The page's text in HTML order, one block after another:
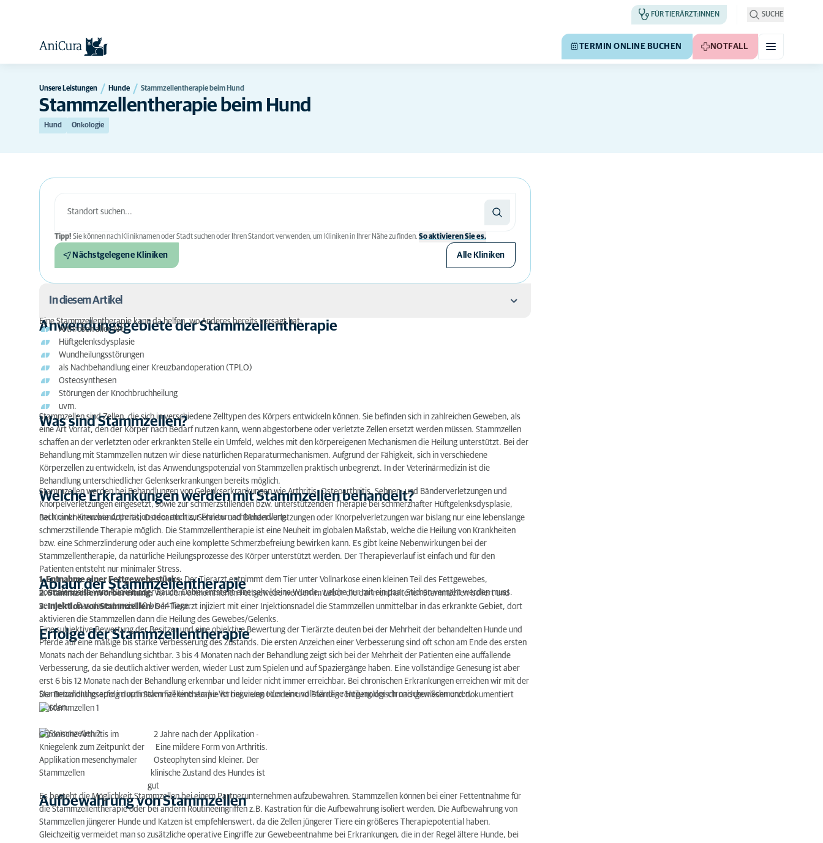
FÜR TIERÄRZT:INNEN SUCHE
TERMIN ONLINE BUCHEN NOTFALL
Unsere Leistungen Hunde Stammzellentherapie beim Hund
Stammzellentherapie beim Hund
Hund Onkologie
Tipp! Sie können nach Kliniknamen oder Stadt suchen oder Ihren Standort verwenden, um Kliniken in Ihrer Nähe zu finden. So aktivieren Sie es.
Nächstgelegene Kliniken Alle Kliniken
In diesem Artikel
Anwendungsgebiete der Stammzellentherapie
Was sind Stammzellen?
Welche Erkrankungen werden mit Stammzellen behandelt?
Ablauf der Stammzellentherapie
Erfolge der Stammzellentherapie
Aufbewahrung von Stammzellen
Anwendungsgebiete der Stammzellentherapie
Eine Stammzellentherapie kann da helfen, wo Anderes bereits versagt hat:
Arthrosen aller Art
Hüftgelenksdysplasie
Wundheilungsstörungen
als Nachbehandlung einer Kreuzbandoperation (TPLO)
Osteosynthesen
Störungen der Knochbruchheilung
uvm.
Was sind Stammzellen?
Stammzellen sind Zellen, die sich in verschiedene Zelltypen des Körpers entwickeln können. Sie befinden sich in zahlreichen Geweben, als
eine Art Vorrat, den der Körper nach Bedarf nutzen kann, wenn abgestorbene oder verletzte Zellen ersetzt werden müssen. Stammzellen
schaffen an der verletzten oder erkrankten Stelle ein Umfeld, welches mit den körpereigenen Mechanismen die Heilung unterstützt. Bei der
Behandlung mit Stammzellen nutzen wir diese natürlichen Reparaturmechanismen. Aufgrund der Fähigkeit, sich in verschiedene
Körperzellen zu entwickeln, ist das Anwendungspotenzial von Stammzellen praktisch unbegrenzt. In der Veterinärmedizin ist die
Behandlung unterschiedlicher Gelenkserkrankungen bereits möglich.
Welche Erkrankungen werden mit Stammzellen behandelt?
Stammzellen werden bei Behandlungen von Gelenkserkrankungen wie Arthritis, Osteoarthritis, Sehnen- und Bänderverletzungen und
Knorpelverletzungen eingesetzt, sowie zur schmerzstillenden bzw. unterstützenden Therapie bei schmerzhafter Hüftgelenksdysplasie,
nach einer Kreuzbandoperation oder auch zur Frakturnachbehandlung.
Bei Krankheiten wie Arthritis, Osteoarthritis, Sehnen- und Bänderverletzungen oder Knorpelverletzungen war bislang nur eine lebenslange
schmerzstillende Therapie möglich. Die Stammzellentherapie ist eine Neuheit im globalen Maßstab, welche die Heilung von Krankheiten
bzw. eine Schmerzlinderung oder auch eine komplette Schmerzbefreiung bewirken kann. Es gibt keine Nebenwirkungen bei der
Stammzellentherapie, da natürliche Heilungsprozesse des Körper unterstützt werden. Der Therapieverlauf ist einfach und für den
Patienten entsteht nur minimaler Stress.
Ablauf der Stammzellentherapie
1. Entnahme einer Fettgewebestücks: Der Tierarzt entnimmt dem Tier unter Vollnarkose einen kleinen Teil des Fettgewebes,
normalerweise vom Rücken oder Bauch. Dabei entsteht eine sehr kleine Wunde, welche nur mit ein paar Stichen vernäht werden muss.
2. Stammzellenvorbereitung:Von dem entnommenen Fettgewebe werden im Labor die darin enthaltenen Stammzellen isoliert und
vermehrt. Das dauert meist 10 bis 14 Tage.
3. Injektion von Stammzellen:Der Tierarzt injiziert mit einer Injektionsnadel die Stammzellen unmittelbar in das erkrankte Gebiet, dort
aktivieren die Stammzellen dann die Heilung des Gewebes/Gelenks.
Erfolge der Stammzellentherapie
Eine subjektive Bewertung der Besitzer und eine objektive Bewertung der Tierärzte deuten bei der Mehrheit der behandelten Hunde und
Pferde auf eine mäßige bis starke Verbesserung des Zustands. Die ersten Anzeichen einer Verbesserung sind oft schon am Ende des ersten
Monats nach der Behandlung sichtbar. 3 bis 4 Monaten nach der Behandlung zeigt sich bei der Mehrheit der Patienten eine auffallende
Verbesserung, da sie deutlich aktiver werden, wieder Lust zum Spielen und auf Spaziergänge haben. Eine vollständige Genesung ist aber
erst 6 bis 12 Monate nach der Behandlung erkennbar und leider nicht immer erreichbar. Bei chronischen Erkrankungen erreichen wir mit der
Stammzellentherapie im optimalen Fall eine starke Verringerung oder eine vollständige Heilung der chronischen Schmerzen.
Der Behandlungserfolg durch Stammzellentherapie ist bei vielen Hunden und Pferden röntgenologisch nachgewiesen und dokumentiert
worden.
Chronische Arthritis im 2 Jahre nach der Applikation -
Kniegelenk zum Zeitpunkt der Eine mildere Form von Arthritis.
Applikation mesenchymaler Osteophyten sind kleiner. Der
Stammzellen klinische Zustand des Hundes ist
gut
Aufbewahrung von Stammzellen
Es besteht die Möglichkeit Stammzellen bei einem Partnerunternehmen aufzubewahren. Stammzellen können bei einer Fettentnahme für
die Stammzellentherapie oder bei andern Routineeingriffen z.B. Kastration für die Aufbewahrung isoliert werden. Die Aufbewahrung von
Stammzellen jüngerer Hunde und Katzen ist empfehlenswert, da die Zellen jüngerer Tiere ein größeres Therapiepotential haben.
Gleichzeitig vermeidet man so zusätzliche operative Eingriffe zur Gewebeentnahme bei Erkrankungen, die in der Regel ältere Hunde, bei